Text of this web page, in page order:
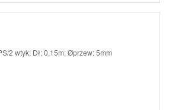
2 wtyk; Dł: 0,15m; Øprzew: 5mm